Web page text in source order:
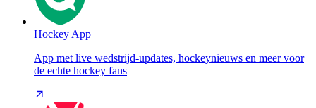
Hockey App
App met live wedstrijd-updates, hockeynieuws en meer voor
de echte hockey fans